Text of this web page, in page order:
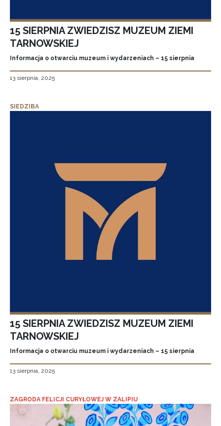
15 SIERPNIA ZWIEDZISZ MUZEUM ZIEMI
TARNOWSKIEJ
Informacja o otwarciu muzeum i wydarzeniach – 15 sierpnia
13 sierpnia, 2025
SIEDZIBA
15 SIERPNIA ZWIEDZISZ MUZEUM ZIEMI
TARNOWSKIEJ
Informacja o otwarciu muzeum i wydarzeniach – 15 sierpnia
13 sierpnia, 2025
ZAGRODA FELICJI CURYŁOWEJ W ZALIPIU